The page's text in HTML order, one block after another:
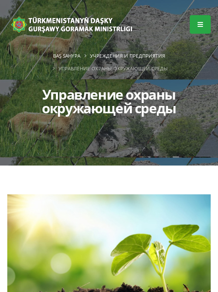
Управление охраны
окружающей среды
BAŞ SAHYPA
УЧРЕЖДЕНИЯ И ПРЕДПРИЯТИЯ
УПРАВЛЕНИЕ ОХРАНЫ ОКРУЖАЮЩЕЙ СРЕДЫ